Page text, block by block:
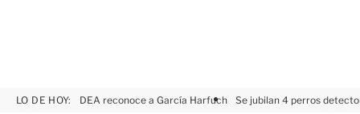
LO DE HOY: DEA reconoce a García Harfuch Se jubilan 4 perros